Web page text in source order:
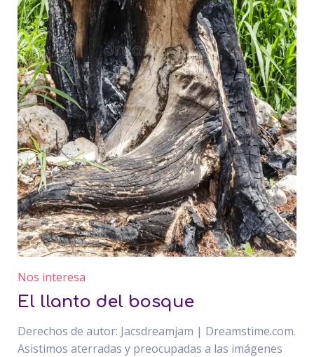
Nos interesa
El llanto del bosque
Derechos de autor: Jacsdreamjam | Dreamstime.com.
Asistimos aterradas y preocupadas a las imágenes